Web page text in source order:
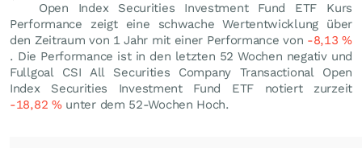
Open Index Securities Investment Fund ETF Kurs
Performance zeigt eine schwache Wertentwicklung über
den Zeitraum von 1 Jahr mit einer Performance von -8,13%
. Die Performance ist in den letzten 52 Wochen negativ und
Fullgoal CSI All Securities Company Transactional Open
Index Securities Investment Fund ETF notiert zurzeit
-18,82 %unter dem 52-Wochen Hoch.